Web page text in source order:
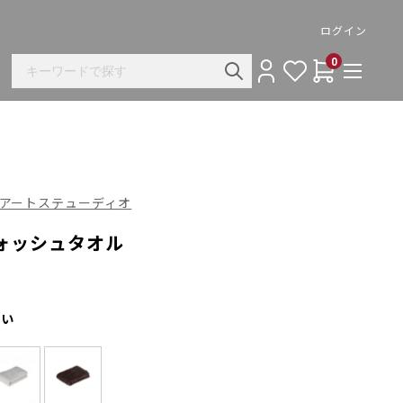
ログイン
0
ートステューディオ
ッシュタオル